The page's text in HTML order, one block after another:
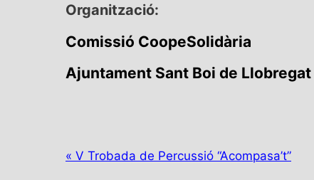
Organització:
Comissió CoopeSolidària
Ajuntament Sant Boi de Llobregat
N
« V Trobada de Percussió “Acompasa’t”